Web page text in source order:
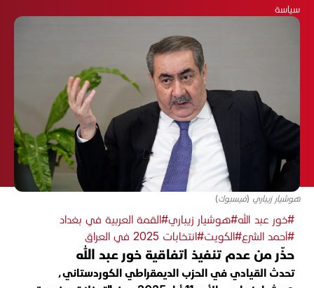
سياسة
هوشيار زيباري (فيسبوك)
#خور عبد الله#هوشيار زيباري#القمة العربية في بغداد
#أحمد الشرع#الكويت#انتخابات 2025 في العراق
حذّر من عدم تنفيذ اتفاقية خور عبد الله
تحدث القيادي في الحزب الديمقراطي الكوردستاني،